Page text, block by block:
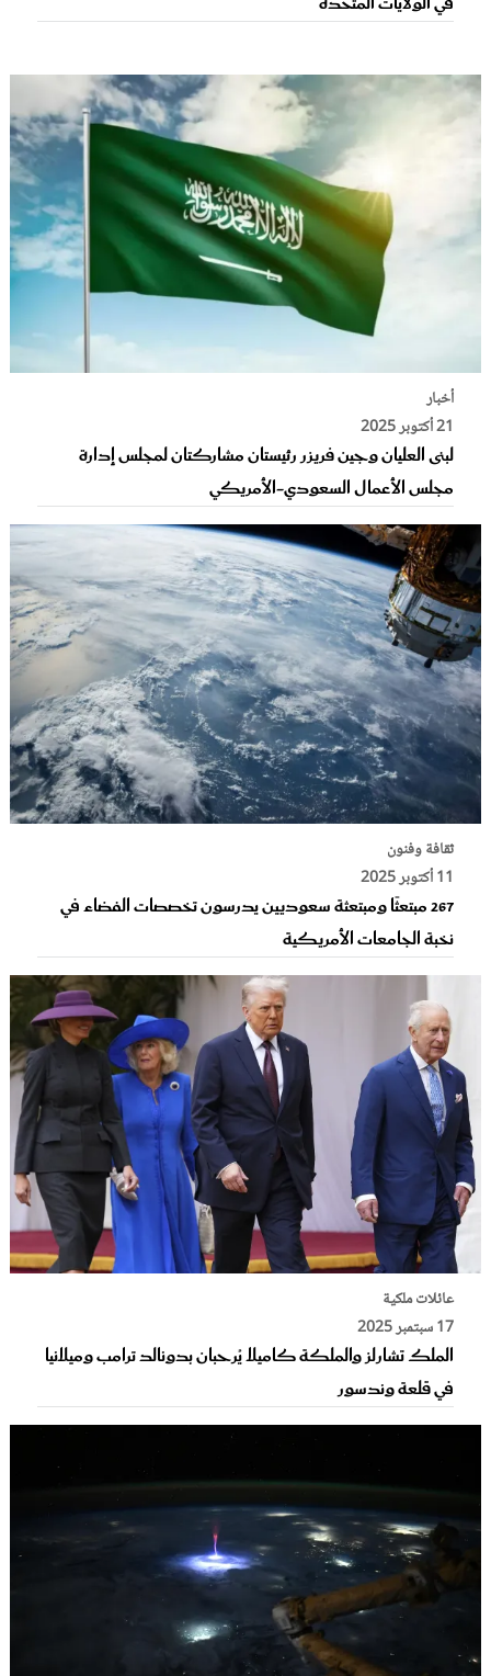
أخبار
21 أكتوبر 2025
لبنى العليان وجين فريزر رئيستان مشاركتان لمجلس إدارة
مجلس الأعمال السعودي-الأمريكي
ثقافة وفنون
11 أكتوبر 2025
267 مبتعثًا ومبتعثة سعوديين يدرسون تخصصات الفضاء في
نخبة الجامعات الأمريكية
عائلات ملكية
17 سبتمبر 2025
الملك تشارلز والملكة كاميلا يُرحبان بدونالد ترامب وميلانيا
في قلعة وندسور